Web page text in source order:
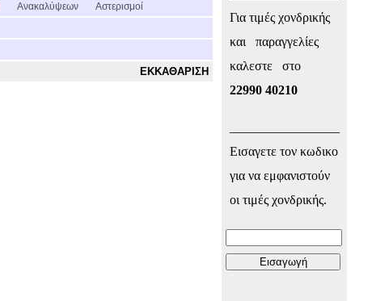
Ανακαλύψεων
Αστερισμοί
ΕΚΚΑΘΑΡΙΣΗ
Για τιμές χονδρικής
και παραγγελίες
καλεστε στο
22990 40210
Εισαγετε τον κωδικο
για να εμφανιστούν
οι τιμές χονδρικής.